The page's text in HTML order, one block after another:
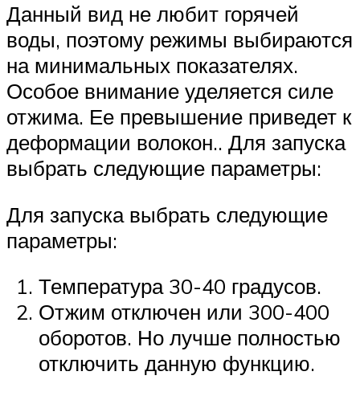
Данный вид не любит горячей
воды, поэтому режимы выбираются
на минимальных показателях.
Особое внимание уделяется силе
отжима. Ее превышение приведет к
деформации волокон.. Для запуска
выбрать следующие параметры:
Для запуска выбрать следующие
параметры:
Температура 30-40 градусов.
Отжим отключен или 300-400
оборотов. Но лучше полностью
отключить данную функцию.